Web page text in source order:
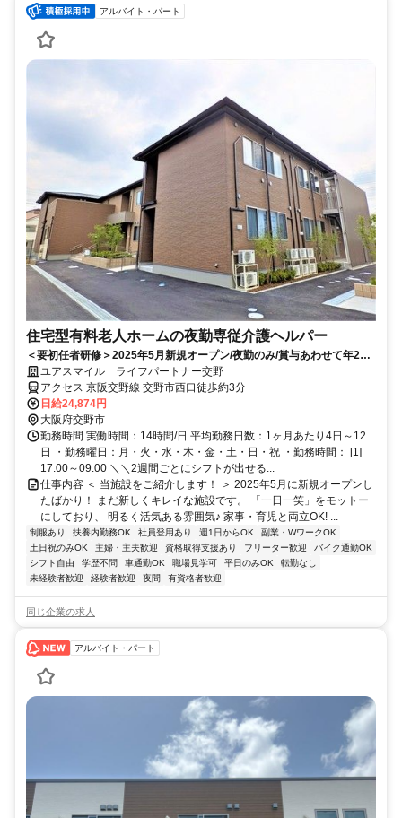
アルバイト・パート
住宅型有料老人ホームの夜勤専従介護ヘルパー
＜要初任者研修＞2025年5月新規オープン/夜勤のみ/賞与あわせて年2回/
パートヘルパー（交野市駅徒歩3分）
ユアスマイル ライフパートナー交野
アクセス 京阪交野線 交野市西口徒歩約3分
日給24,874円
大阪府交野市
勤務時間 実働時間：14時間/日 平均勤務日数：1ヶ月あたり4日～12
日 ・勤務曜日：月・火・水・木・金・土・日・祝 ・勤務時間： [1]
17:00～09:00 ＼＼2週間ごとにシフトが出せる...
仕事内容 ＜ 当施設をご紹介します！ ＞ 2025年5月に新規オープンし
たばかり！ まだ新しくキレイな施設です。 「一日一笑」をモットー
にしており、 明るく活気ある雰囲気♪ 家事・育児と両立OK! ...
制服あり 扶養内勤務OK 社員登用あり 週1日からOK
副業・WワークOK
土日祝のみOK
主婦・主夫歓迎 資格取得支援あり フリーター歓迎
バイク通勤OK
シフト自由
学歴不問 車通勤OK 職場見学可 平日のみOK
転勤なし
未経験者歓迎
経験者歓迎 夜間 有資格者歓迎
同じ企業の求人
アルバイト・パート